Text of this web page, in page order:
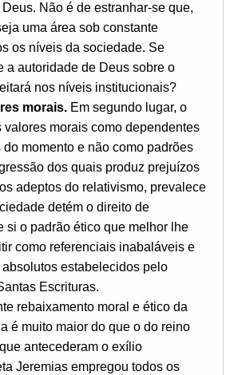
Não é de estranhar-se que,
uma área sob constante
os níveis da sociedade. Se
a autoridade de Deus sobre o
nos níveis institucionais?
morais. Em segundo lugar, o
valores morais como dependentes
momento e não como padrões
dos quais produz prejuízos
adeptos do relativismo, prevalece
detém o direito de
si o padrão ético que melhor lhe
como referenciais inabaláveis e
estabelecidos pelo
Escrituras.
rebaixamento moral e ético da
é muito maior do que o do reino
antecederam o exílio
Jeremias empregou todos os